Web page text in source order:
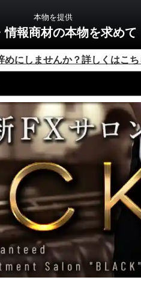
本物を提供
情報商材の本物を求めて
めにしませんか？詳しくはこ